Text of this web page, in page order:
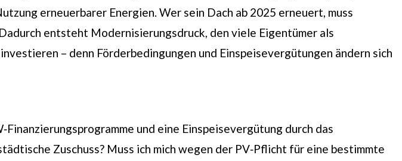
erneuerbarer Energien. Wer sein Dach ab 2025 erneuert, muss
entsteht Modernisierungsdruck, den viele Eigentümer als
– denn Förderbedingungen und Einspeisevergütungen ändern sich
und eine Einspeisevergütung durch das
Zuschuss? Muss ich mich wegen der PV‑Pflicht für eine bestimmte